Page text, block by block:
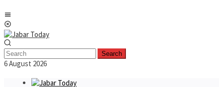
to
content
Search
6 August 2026